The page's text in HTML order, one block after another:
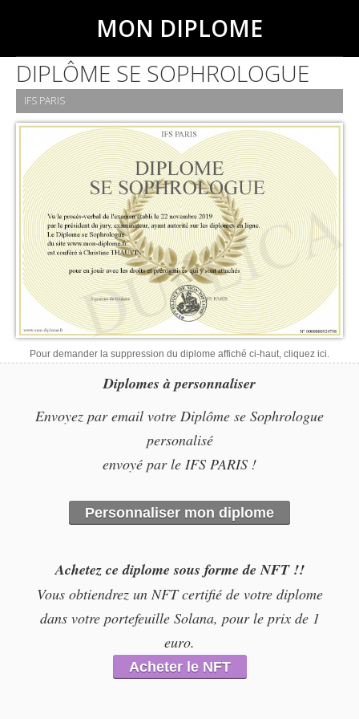
MON DIPLOME
DIPLÔME SE SOPHROLOGUE
IFS PARIS
Pour demander la suppression du diplome affiché ci-haut, cliquez ici.
Diplomes à personnaliser
Envoyez par email votre Diplôme se Sophrologue
personalisé
envoyé par le IFS PARIS !
Personnaliser mon diplome
Achetez ce diplome sous forme de NFT !!
Vous obtiendrez un NFT certifié de votre diplome
dans votre portefeuille Solana, pour le prix de 1
euro.
Acheter le NFT